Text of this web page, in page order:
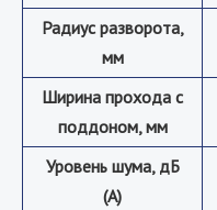
Радиус разворота,
мм
Ширина прохода с
поддоном, мм
Уровень шума, дБ
(А)